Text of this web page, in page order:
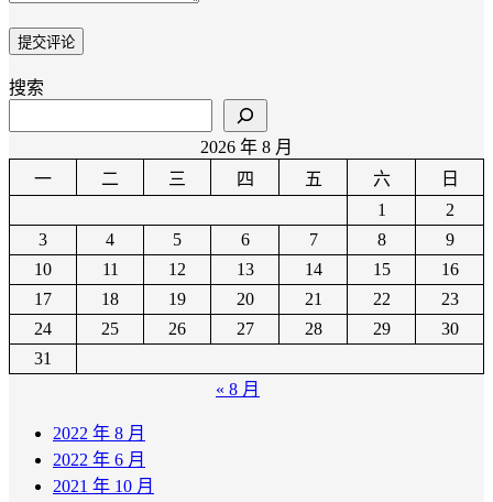
搜索
2026 年 8 月
一
二 三 四 五 六
日
1
2
3
4 5 6 7 8
9
10
11 12 13 14 15
16
17
18 19 20 21 22
23
24
25 26 27 28 29
30
31
« 8 月
2022 年 8 月
2022 年 6 月
2021 年 10 月